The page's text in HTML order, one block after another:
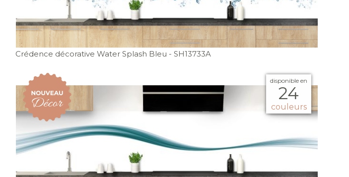
Crédence décorative Water Splash Bleu - SH13733A
disponible en
24
couleurs